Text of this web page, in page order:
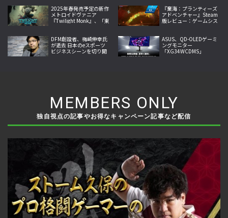
2025年春発売予定の新作
メトロイドヴァニア
『Twilight Monk』、「東
『棄海：プランティーズ
アドベンチャー』Steam
版レビュー：ゲームシス
ことはメトロイドヴァニ
ア!?
DFM創設者、梅崎伸幸氏
が逝去 日本のeスポーツ
ビジネスシーンを切り開
ASUS、QD-OLEDゲーミ
ングモニター
「XG34WCDMS」
MEMBERS ONLY
独自視点の記事やお得なキャンペーン記事など配信